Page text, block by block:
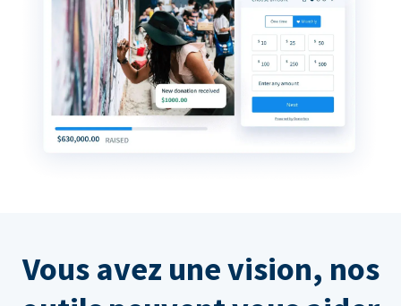
Vous avez une vision, nos